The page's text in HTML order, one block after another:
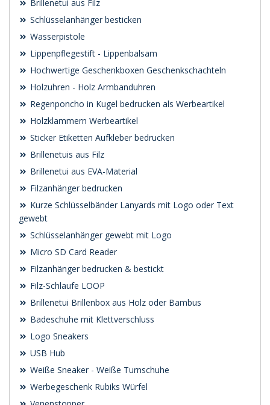
Brillenetui aus Filz
Schlüsselanhänger besticken
Wasserpistole
Lippenpflegestift - Lippenbalsam
Hochwertige Geschenkboxen Geschenkschachteln
Holzuhren - Holz Armbanduhren
Regenponcho in Kugel bedrucken als Werbeartikel
Holzklammern Werbeartikel
Sticker Etiketten Aufkleber bedrucken
Brillenetuis aus Filz
Brillenetui aus EVA-Material
Filzanhänger bedrucken
Kurze Schlüsselbänder Lanyards mit Logo oder Text
gewebt
Schlüsselanhänger gewebt mit Logo
Micro SD Card Reader
Filzanhänger bedrucken & bestickt
Filz-Schlaufe LOOP
Brillenetui Brillenbox aus Holz oder Bambus
Badeschuhe mit Klettverschluss
Logo Sneakers
USB Hub
Weiße Sneaker - Weiße Turnschuhe
Werbegeschenk Rubiks Würfel